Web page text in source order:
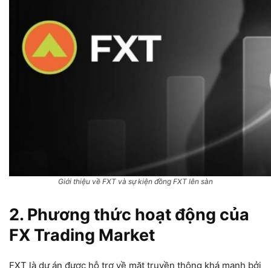
Giới thiệu về FXT và sự kiện đồng FXT lên sàn
2. Phương thức hoạt động của
FX Trading Market
FXT là dự án được hỗ trợ về mặt truyền thông khá mạnh bởi